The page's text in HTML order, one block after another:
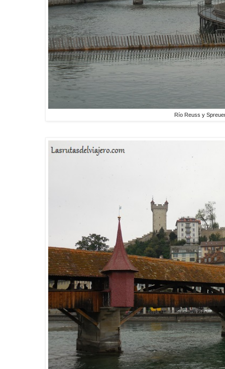
Río Reuss y